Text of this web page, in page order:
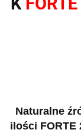
Naturalne
ilości FORTE